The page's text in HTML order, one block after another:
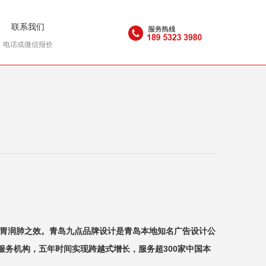
联系我们
电话或微信报价
润肺之效。青岛九点品牌设计是青岛本地知名广告设计公
机构，五年时间实现跨越式增长，服务超300家中国本